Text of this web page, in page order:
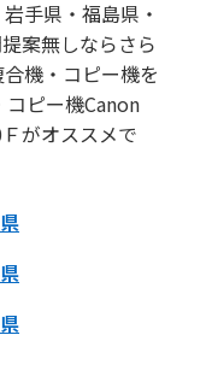
手県・福島県・
案無しならさら
機・コピー機を
ピー機Canon
がオススメで